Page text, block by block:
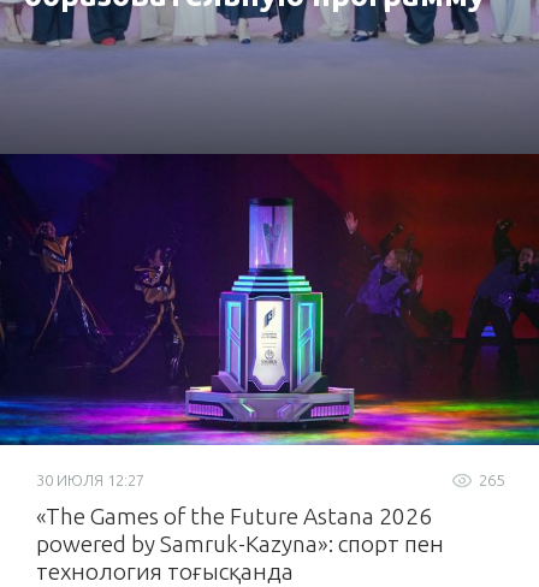
от «Самрук-Қазына»
265
30 ИЮЛЯ 12:27
«The Games of the Future Astana 2026
powered by Samruk-Kazyna»: спорт пен
технология тоғысқанда